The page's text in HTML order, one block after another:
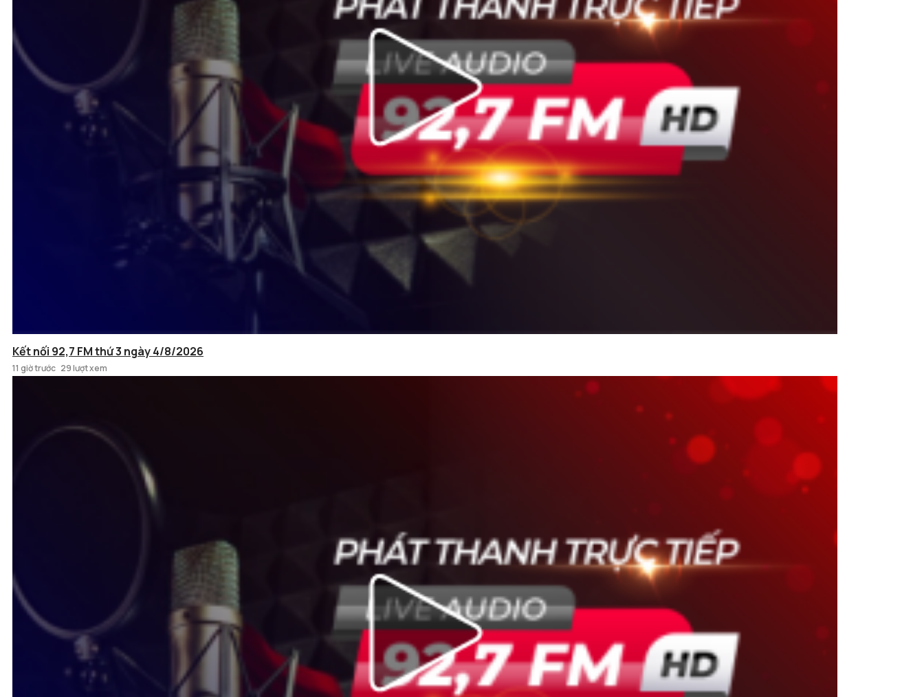
Kết nối 92,7 FM thứ 3 ngày 4/8/2026
11 giờ trước 29 lượt xem